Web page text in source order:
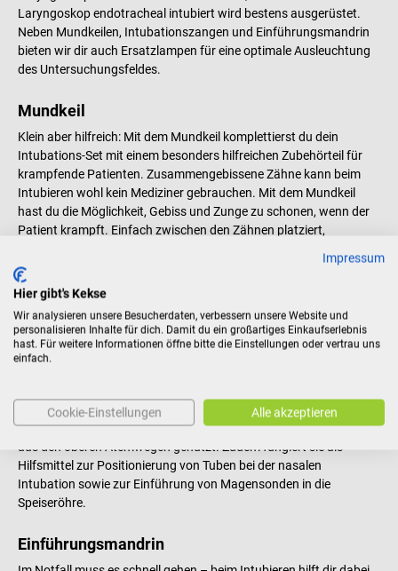
Laryngoskop endotracheal intubiert wird bestens ausgerüstet.
Neben Mundkeilen, Intubationszangen und Einführungsmandrin
bieten wir dir auch Ersatzlampen für eine optimale Ausleuchtung
des Untersuchungsfeldes.
Mundkeil
Klein aber hilfreich: Mit dem Mundkeil komplettierst du dein
Intubations-Set mit einem besonders hilfreichen Zubehörteil für
krampfende Patienten. Zusammengebissene Zähne kann beim
Intubieren wohl kein Mediziner gebrauchen. Mit dem Mundkeil
hast du die Möglichkeit, Gebiss und Zunge zu schonen, wenn der
Patient krampft. Einfach zwischen den Zähnen platziert,
ermöglicht dir, beruhigt den Tubus zu legen.
Intubationszange
Bei der Intubationszange handelt es sich um eine abgewinkelte
medizinische Zange, mit der die Intubation mit höchster Präzision
Zubehörteil für die Laryngoskopie. In Kombination mit der
Laryngoskopie wird sie häufig zur Entfernung von Fremdkörpern
aus den oberen Atemwegen genutzt. Zudem fungiert sie als
Hilfsmittel zur Positionierung von Tuben bei der nasalen
Intubation sowie zur Einführung von Magensonden in die
Speiseröhre.
Einführungsmandrin
Impressum
Hier gibt's Kekse
Wir analysieren unsere Besucherdaten, verbessern unsere Website und
personalisieren Inhalte für dich. Damit du ein großartiges Einkaufserlebnis
hast. Für weitere Informationen öffne bitte die Einstellungen oder vertrau uns
einfach.
Cookie-Einstellungen Alle akzeptieren